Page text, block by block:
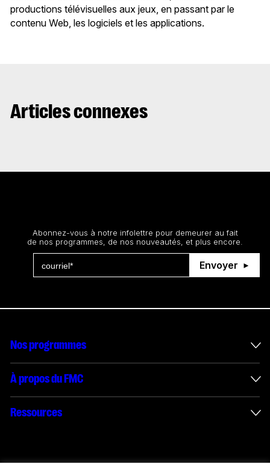
productions télévisuelles aux jeux, en passant par le
contenu Web, les logiciels et les applications.
Articles connexes
Abonnez-vous à notre infolettre pour demeurer au fait
de nos programmes, de nos nouveautés, et plus encore.
Envoyer
Nos programmes
Mesures incitatives internationales
Administration des enveloppes
À propos du FMC
À propos du FMC
Ressources